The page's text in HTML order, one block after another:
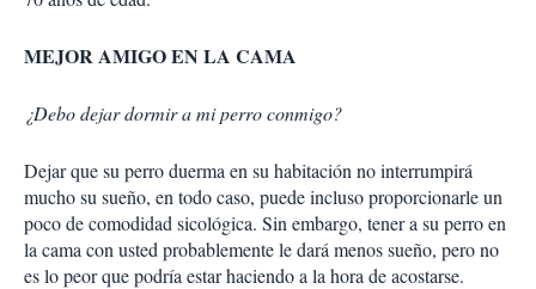
MEJOR AMIGO EN LA CAMA
¿Debo dejar dormir a mi perro conmigo?
Dejar que su perro duerma en su habitación no interrumpirá
mucho su sueño, en todo caso, puede incluso proporcionarle un
poco de comodidad sicológica. Sin embargo, tener a su perro en
la cama con usted probablemente le dará menos sueño, pero no
es lo peor que podría estar haciendo a la hora de acostarse.